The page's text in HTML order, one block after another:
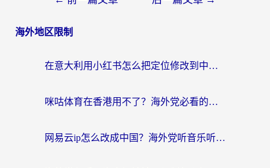
海外地区限制
在意大利用小红书怎么把定位修改到中国国内？3个实用技巧+1个靠谱工具帮你搞定
咪咕体育在香港用不了？海外党必看的回国加速器选择指南（附3个真实场景解决方案）
网易云ip怎么改成中国？海外党听音乐听书的无痛解决方案